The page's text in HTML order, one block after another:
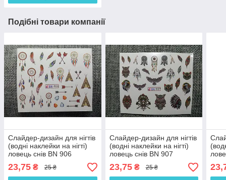
Подібні товари компанії
Слайдер-дизайн для нігтів
(водні наклейки на нігті)
ловець снів BN 906
23,75 ₴ 25 ₴
Слайдер-дизайн для нігтів
(водні наклейки на нігті)
ловець снів BN 907
23,75₴ 25 ₴